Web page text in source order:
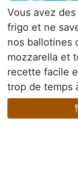
Vous avez
frigo et ne
nos ballotines
mozzarella et
recette facile
trop de temps